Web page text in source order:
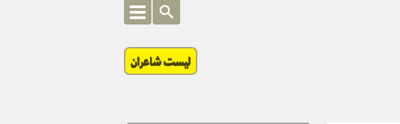
لیست شاعران